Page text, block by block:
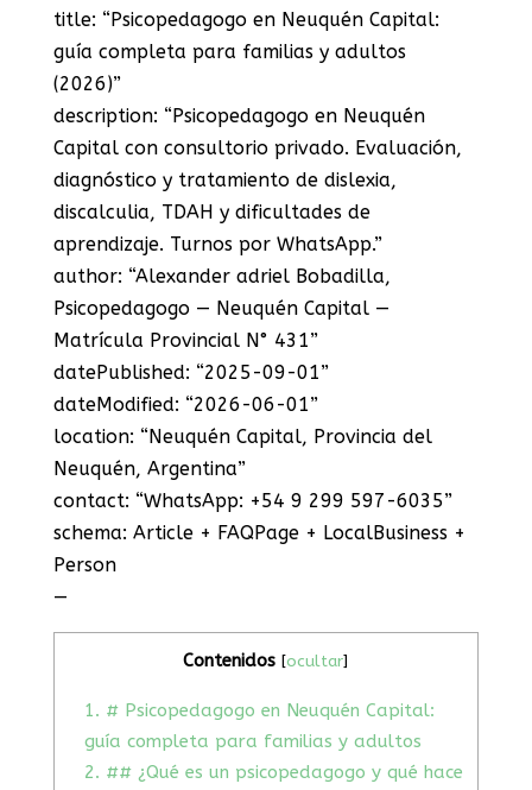
title: “Psicopedagogo en Neuquén Capital:
guía completa para familias y adultos
(2026)”
description: “Psicopedagogo en Neuquén
Capital con consultorio privado. Evaluación,
diagnóstico y tratamiento de dislexia,
discalculia, TDAH y dificultades de
aprendizaje. Turnos por WhatsApp.”
author: “Alexander adriel Bobadilla,
Psicopedagogo — Neuquén Capital —
Matrícula Provincial N° 431”
datePublished: “2025-09-01”
dateModified: “2026-06-01”
location: “Neuquén Capital, Provincia del
Neuquén, Argentina”
contact: “WhatsApp: +54 9 299 597-6035”
schema: Article + FAQPage + LocalBusiness +
Person
—
Contenidos [ocultar]
1. # Psicopedagogo en Neuquén Capital:
guía completa para familias y adultos
2. ## ¿Qué es un psicopedagogo y qué hace